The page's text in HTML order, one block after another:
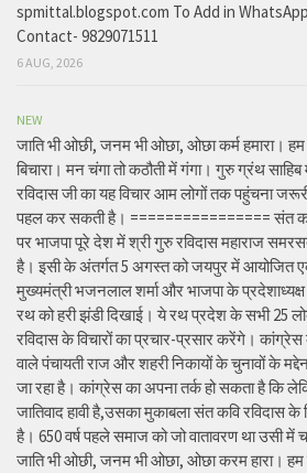
spmittal.blogspot.com To Add in
Contact- 9829071511
6 AUG, 2026
NEW
जाति भी ओछी, जनम भी ओछा, ओछा कर्म हमारा। हम
बिचारा। मन चंगा तो कठौती में गंगा। गुरु ग्रंथ
रविदास जी का यह विचार आम लोगों तक पहुंचना
पहल कर सकती है। ================ संत
पर भाजपा पूरे देश में श्री गुरु रविदास महाराज
है। इसी के अंतर्गत 5 अगस्त को जयपुर में आयोजित
मुख्यमंत्री भजनलाल शर्मा और भाजपा के
रथ को हरी झंडी दिखाई। ये रथ प्रदेश के सभी 25
रविदास के विचारों का प्रचार-प्रसार करेंगे।
वाले पंचायती राज और शहरी निकायों के चुनावों के
जा रहा है। कांग्रेस का अपना तर्क हो सकता है कि
जातिवाद हावी है,उसका मुकाबला संत कवि रविदास के
है। 650 वर्ष पहले समाज को जो वातावरण था उसी में
जाति भी ओछी, जनम भी ओछा, ओछा करम हारा। हम